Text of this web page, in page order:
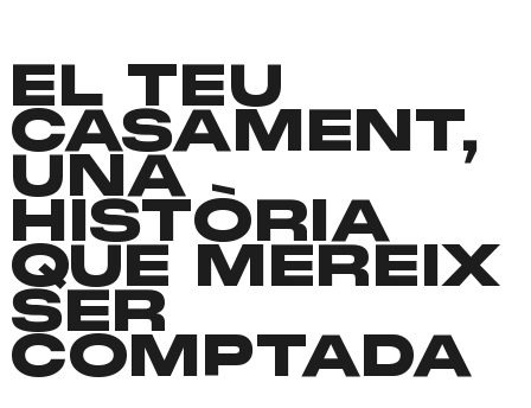
EL TEU
CASAMENT,
UNA
HISTÒRIA
QUE MEREIX
SER
COMPTADA